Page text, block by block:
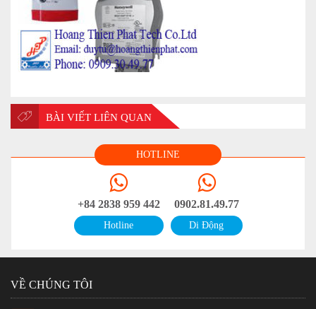
BÀI VIẾT LIÊN QUAN
HOTLINE
+84 2838 959 442
Hotline
0902.81.49.77
Di Động
VỀ CHÚNG TÔI